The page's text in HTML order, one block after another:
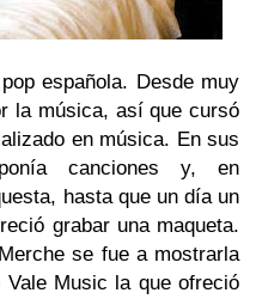
española. Desde muy
la música, así que cursó
en música. En sus
canciones y, en
hasta que un día un
grabar una maqueta.
se fue a mostrarla
Music la que ofreció